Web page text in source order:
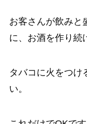
お客さんが飲みと
に、お酒を作り続
タバコに火をつけ
い。